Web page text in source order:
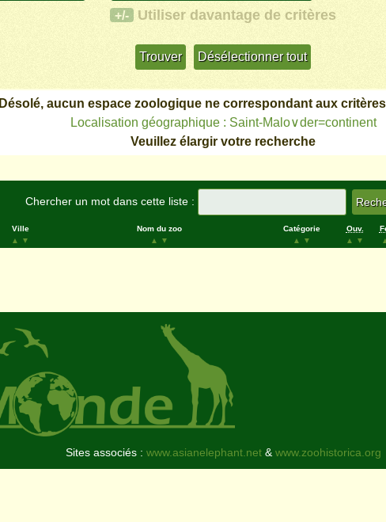
+/- Utiliser davantage de critères
Désolé, aucun espace zoologique ne correspondant aux
Localisation géographique : Saint-Malo∨der=continent
Veuillez élargir votre recherche
Chercher un mot dans cette liste :
Ville
▲
▼
Nom du zoo
▲
▼
Catégorie
▲
▼
Ouv.
▲
▼
Sites associés : www.asianelephant.net&www.zoohistorica.org